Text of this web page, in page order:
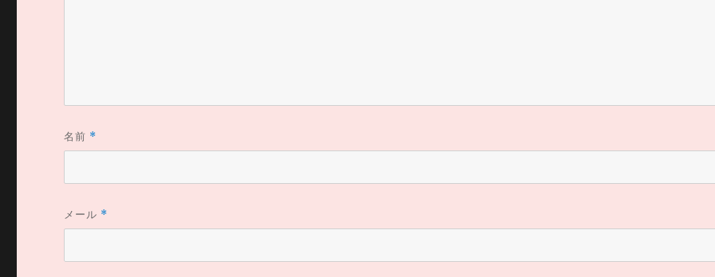
名前 *
メール *